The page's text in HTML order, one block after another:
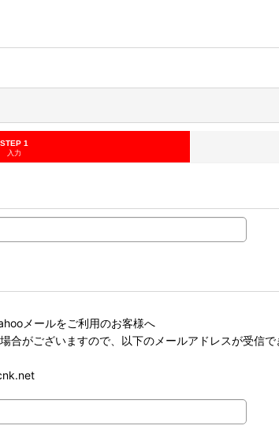
STEP 1
入力
メールをご利用のお客様へ
合がございますので、以下のメールアドレスが受信で